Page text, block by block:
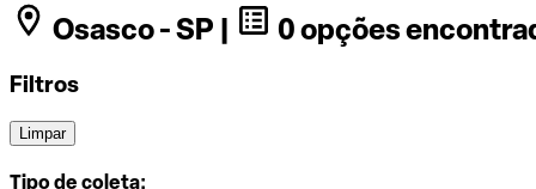
Osasco - SP | 0 opções
Filtros
Limpar
Tipo de coleta: